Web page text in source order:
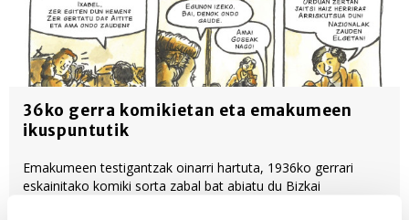
36ko gerra komikietan eta emakumeen
ikuspuntutik
Emakumeen testigantzak oinarri hartuta, 1936ko gerrari
eskainitako komiki sorta zabal bat abiatu du Bizkai